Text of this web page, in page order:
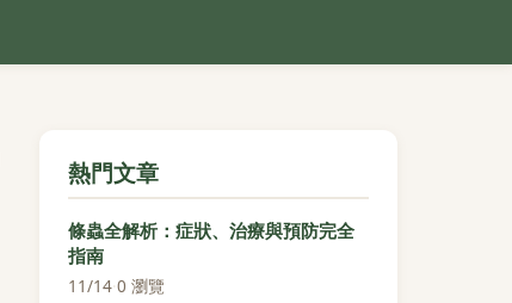
熱門文章
條蟲全解析：症狀、治療與預防完全
指南
11/14·0 瀏覽